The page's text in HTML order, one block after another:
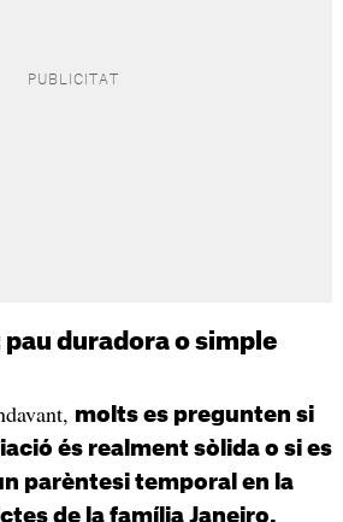
duradora o simple
molts es pregunten si
és realment sòlida o si es
parèntesi temporal en la
de la família Janeiro.